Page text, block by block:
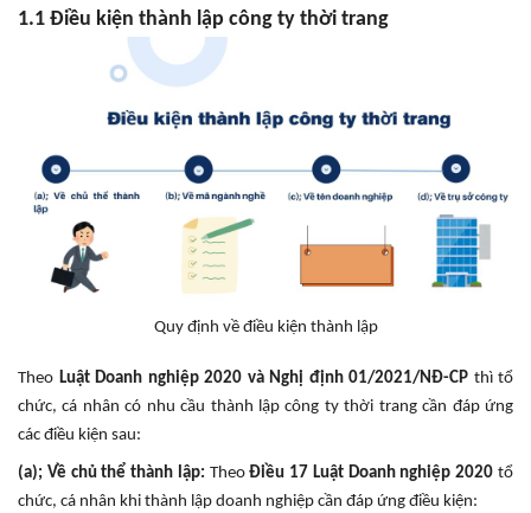
1.1 Điều kiện thành lập công ty thời trang
Quy định về điều kiện thành lập
Theo Luật Doanh nghiệp 2020 và Nghị định 01/2021/NĐ-CP thì tổ
chức, cá nhân có nhu cầu thành lập công ty thời trang cần đáp ứng
các điều kiện sau:
(a); Về chủ thể thành lập: TheoĐiều 17 Luật Doanh nghiệp 2020 tổ
chức, cá nhân khi thành lập doanh nghiệp cần đáp ứng điều kiện: